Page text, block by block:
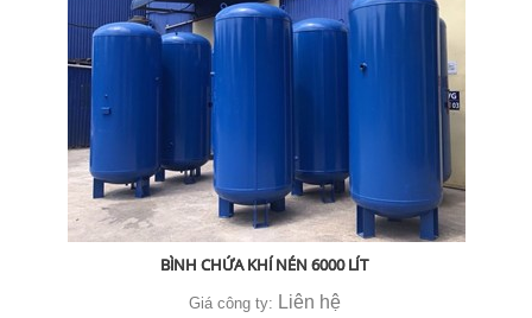
BÌNH CHỨA KHÍ NÉN 6000 LÍT
Giá công ty: Liên hệ